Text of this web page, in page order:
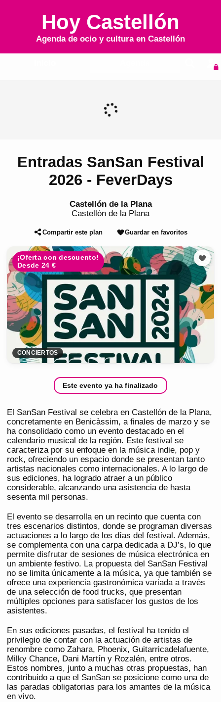
Hoy Castellón
Agenda de ocio y cultura en Castellón
Entradas SanSan Festival
2026 - FeverDays
Castellón de la Plana
Castellón de la Plana
Compartir este plan Guardar en favoritos
¡Oferta con descuento!
Desde 24 €
CONCIERTOS
Este evento ya ha finalizado
El SanSan Festival se celebra en Castellón de la Plana,
concretamente en Benicàssim, a finales de marzo y se
ha consolidado como un evento destacado en el
calendario musical de la región. Este festival se
caracteriza por su enfoque en la música indie, pop y
rock, ofreciendo un espacio donde se presentan tanto
artistas nacionales como internacionales. A lo largo de
sus ediciones, ha logrado atraer a un público
considerable, alcanzando una asistencia de hasta
sesenta mil personas.
El evento se desarrolla en un recinto que cuenta con
tres escenarios distintos, donde se programan diversas
actuaciones a lo largo de los días del festival. Además,
se complementa con una carpa dedicada a DJ’s, lo que
permite disfrutar de sesiones de música electrónica en
un ambiente festivo. La propuesta del SanSan Festival
no se limita únicamente a la música, ya que también se
ofrece una experiencia gastronómica variada a través
de una selección de food trucks, que presentan
múltiples opciones para satisfacer los gustos de los
asistentes.
En sus ediciones pasadas, el festival ha tenido el
privilegio de contar con la actuación de artistas de
renombre como Zahara, Phoenix, Guitarricadelafuente,
Milky Chance, Dani Martín y Rozalén, entre otros.
Estos nombres, junto a muchas otras propuestas, han
contribuido a que el SanSan se posicione como una de
las paradas obligatorias para los amantes de la música
en vivo.